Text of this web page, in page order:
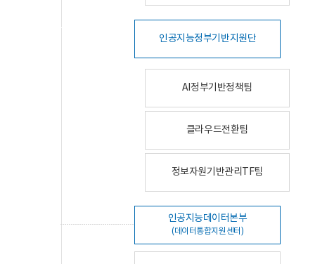
인공지능정부기반지원단
AI정부기반정책팀
클라우드전환팀
정보자원기반관리TF팀
인공지능데이터본부
(데이터통합지원센터)